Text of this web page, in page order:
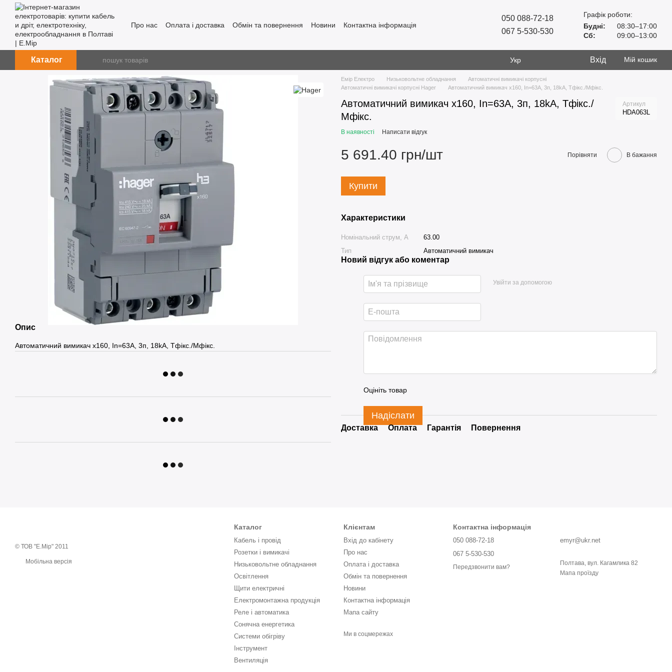
Перейти до основного контенту
Про нас Оплата і доставка Обмін та повернення Новини Контактна інформація
050 088-72-18
067 5-530-530
Графік роботи:
Будні:
08:30–17:00
Сб:
09:00–13:00
Каталог Укр Вхід Мій кошик
Опис
Автоматичний вимикач x160, In=63А, 3п, 18kA, Тфікс./Мфікс.
Емір Електро Низьковольтне обладнання
Автоматичні вимикачі корпусні
Автоматичні вимикачі корпусні Hager
Автоматичний вимикач x160, In=63А, 3п, 18kA, Тфікс./Мфікс.
Автоматичний вимикач x160, In=63А, 3п, 18kA, Тфікс./
Мфікс.
Артикул
HDA063L
В наявності Написати відгук
5 691.40 грн/шт Порівняти В бажання
Купити
Характеристики
Номінальний струм, А
63.00
Тип
Автоматичний вимикач
Новий відгук або коментар
Увійти за допомогою
Оцініть товар
Надіслати
Доставка Оплата Гарантія Повернення
© ТОВ "Е.Мір" 2011
Мобільна версія
Каталог
Кабель і провід
Розетки і вимикачі
Низьковольтне обладнання
Освітлення
Щити електричні
Електромонтажна продукція
Реле і автоматика
Сонячна енергетика
Системи обігріву
Інструмент
Вентиляція
Клієнтам
Вхід до кабінету
Про нас
Оплата і доставка
Обмін та повернення
Новини
Контактна інформація
Мапа сайту
Ми в соцмережах
Контактна інформація
050 088-72-18
067 5-530-530
Передзвонити вам?
emyr@ukr.net
Полтава, вул. Кагамлика 82
Мапа проїзду